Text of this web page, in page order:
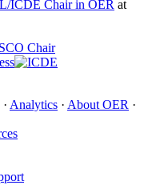
ICDE Chair in OER at
· Analytics · About OER ·